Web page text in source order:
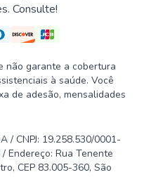
Consulte!
não garante a cobertura
à saúde. Você
de adesão, mensalidades
/ CNPJ: 19.258.530/0001-
Endereço: Rua Tenente
CEP 83.005-360, São